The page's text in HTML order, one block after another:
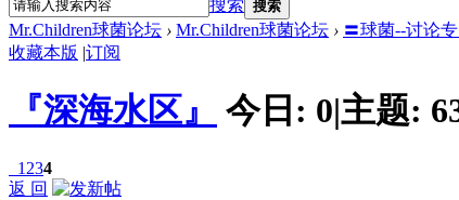
搜索 搜索
Mr.Children球菌论坛 › Mr.Children球菌论坛 › 〓球菌--讨论
收藏本版 |订阅
『深海水区』 今日: 0|主题:
1 234
返 回